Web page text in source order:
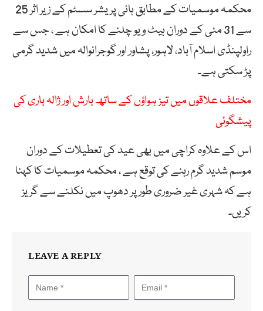
محکمہ موسمیات کے مطابق ہائی پریشر سسٹم کے زیر اثر 25
سے 31 مئی کے دوران ہیٹ ویو چلنے کا امکان ہے ، جس سے
راولپنڈی اسلام آباد، لاہور، پشاور اور گوجرانوالہ میں شدید گرمی
پڑ سکتی ہے۔
مختلف علاقوں میں تیز ہواؤں کے ساتھ بارش اور ژالہ باری کی
پیشگوئی
اس کے علاوہ کراچی میں بھی عید کی تعطیلات کے دوران
موسم شدید گرم رہنے کی توقع ہے ، محکمہ موسمیات کا کہنا
ہے کہ شہری غیر ضروری طور پر دھوپ میں نکلنے سے گریز
کریں۔
LEAVE A REPLY